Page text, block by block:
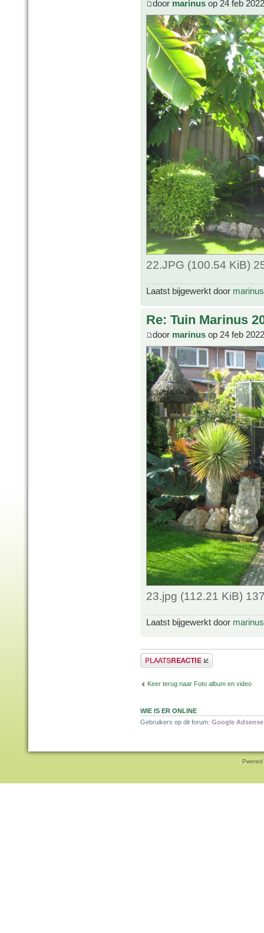
door marinus op 24 feb
22.JPG (100.54 KiB)
Laatst bijgewerkt door marinus
Re: Tuin Marinus
door marinus op 24 feb
23.jpg (112.21 KiB)
Laatst bijgewerkt door marinus
Plaats een reactie
Keer terug naar Foto album en video
WIE IS ER ONLINE
Gebruikers op dit forum: Google